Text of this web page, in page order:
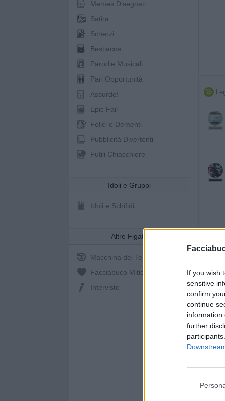
If you wish
sensitive
confirm
continue
information
further
Memes Disegnati
Satira
Scherzi
Bestiacce
Parodie Musicali
Pari Opportunità
Assurdo!
Epic Fail
Felici e Dementi
Pubblicità Divertenti
Futili Chiacchiere
Idoli e Gruppi
Idoli e Schifidi
Altre Figate
Macchina del Tempo
Facciabuco Mitic
Interviste
